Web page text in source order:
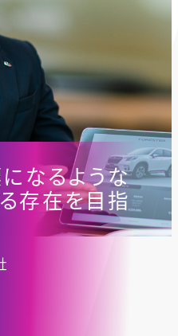
なるような
存在を目指